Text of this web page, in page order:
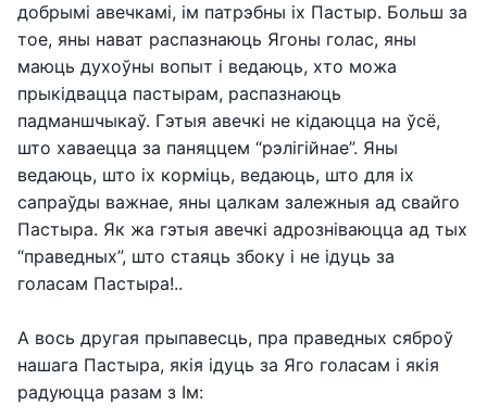
добрымі авечкамі, ім патрэбны іх Пастыр. Больш за
тое, яны нават распазнаюць Ягоны голас, яны
маюць духоўны вопыт і ведаюць, хто можа
прыкідвацца пастырам, распазнаюць
падманшчыкаў. Гэтыя авечкі не кідаюцца на ўсё,
што хаваецца за паняццем “рэлігійнае”. Яны
ведаюць, што іх корміць, ведаюць, што для іх
сапраўды важнае, яны цалкам залежныя ад свайго
Пастыра. Як жа гэтыя авечкі адрозніваюцца ад тых
“праведных”, што стаяць збоку і не ідуць за
голасам Пастыра!..
А вось другая прыпавесць, пра праведных сяброў
нашага Пастыра, якія ідуць за Яго голасам і якія
радуюцца разам з Ім: